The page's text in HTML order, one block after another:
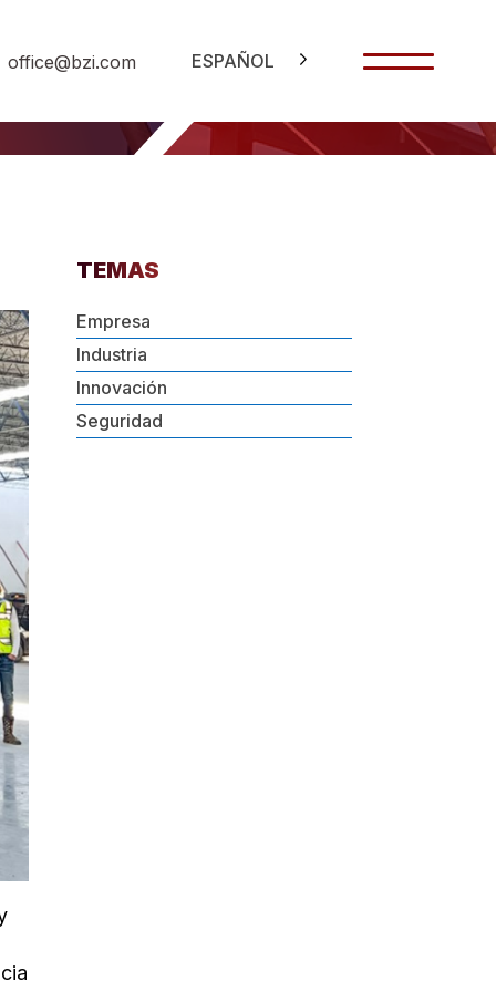
ESPAÑOL
office@bzi.com
TEMAS
Empresa
Industria
Innovación
Seguridad